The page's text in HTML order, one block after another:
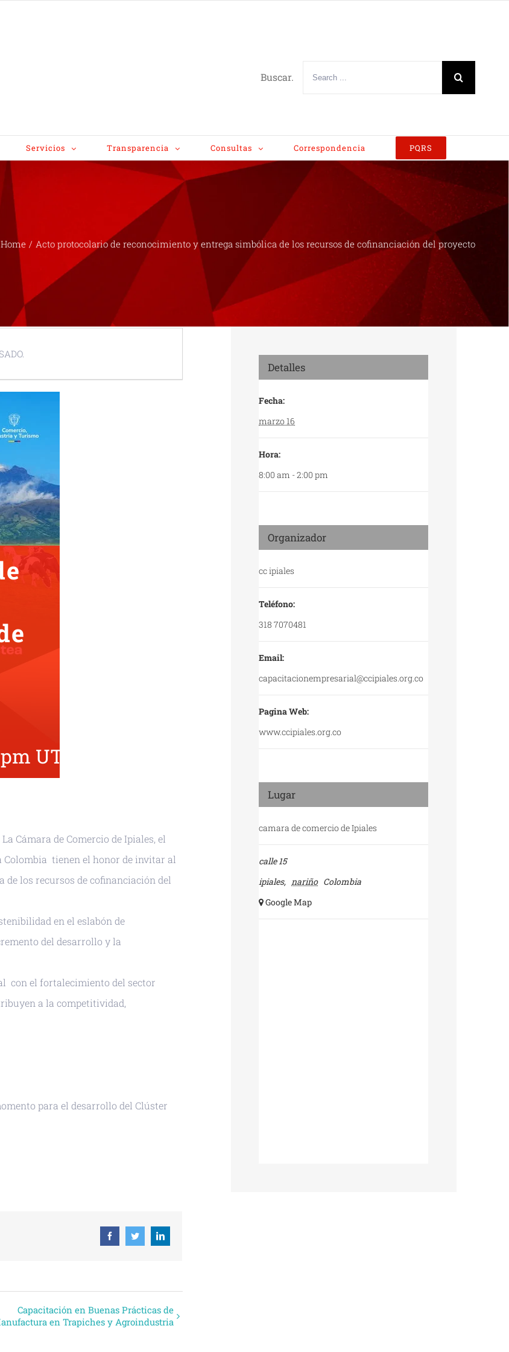
Buscar.
Servicios Transparencia Consultas Correspondencia PQRS
Home / Acto protocolario de reconocimiento y entrega simbólica de los recursos de cofinanciación del proyecto
UTC+0
Cámara de Comercio de Ipiales, el
tienen el honor de invitar al
los recursos de cofinanciación del
en el eslabón de
del desarrollo y la
con el fortalecimiento del sector
a la competitividad,
para el desarrollo del Clúster
FacebookTwitterLinkedin
Capacitación en Buenas Prácticas de
en Trapiches y Agroindustria
Detalles
Fecha:
marzo 16
Hora:
8:00 am - 2:00 pm
Organizador
cc ipiales
Teléfono:
318 7070481
Email:
capacitacionempresarial@ccipiales.org.co
Pagina Web:
www.ccipiales.org.co
Lugar
camara de comercio de Ipiales
calle 15
ipiales, nariño Colombia
+ Google Map